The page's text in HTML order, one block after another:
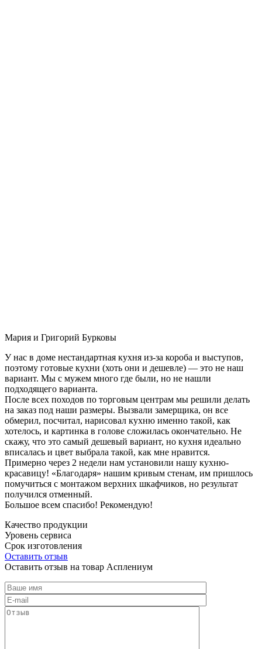
Мария и Григорий Бурковы
У нас в доме нестандартная кухня из-за короба и выступов,
поэтому готовые кухни (хоть они и дешевле) — это не наш
вариант. Мы с мужем много где были, но не нашли
подходящего варианта.
После всех походов по торговым центрам мы решили делать
на заказ под наши размеры. Вызвали замерщика, он все
обмерил, посчитал, нарисовал кухню именно такой, как
хотелось, и картинка в голове сложилась окончательно. Не
скажу, что это самый дешевый вариант, но кухня идеально
вписалась и цвет выбрала такой, как мне нравится.
Примерно через 2 недели нам установили нашу кухню-
красавицу! «Благодаря» нашим кривым стенам, им пришлось
помучиться с монтажом верхних шкафчиков, но результат
получился отменный.
Большое всем спасибо! Рекомендую!
Качество продукции
Уровень сервиса
Срок изготовления
Оставить отзыв
Оставить отзыв на товар Асплениум